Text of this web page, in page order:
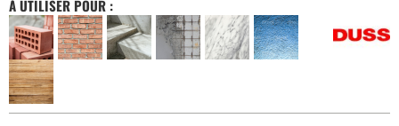
À UTILISER POUR :